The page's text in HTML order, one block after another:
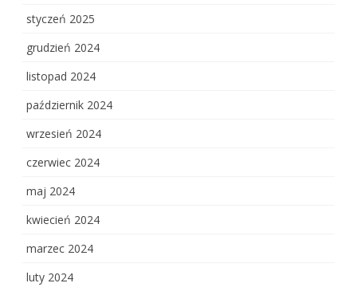
styczeń 2025
grudzień 2024
listopad 2024
październik 2024
wrzesień 2024
czerwiec 2024
maj 2024
kwiecień 2024
marzec 2024
luty 2024